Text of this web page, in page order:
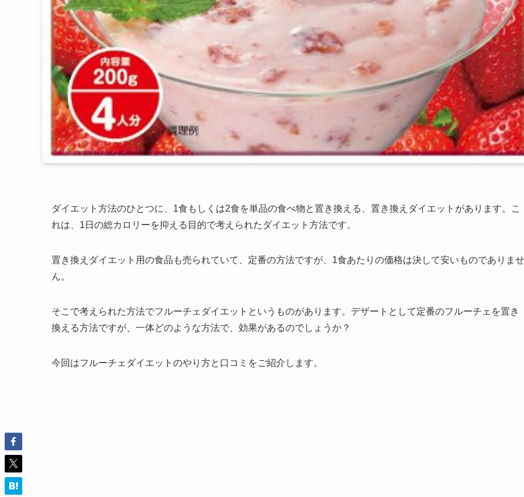
ダイエット方法のひとつに、1食もしくは2食を単品の食べ物と置き換える、置き換えダイエットがあります。こ
れは、1日の総カロリーを抑える目的で考えられたダイエット方法です。
置き換えダイエット用の食品も売られていて、定番の方法ですが、1食あたりの価格は決して安いものでありませ
ん。
そこで考えられた方法でフルーチェダイエットというものがあります。デザートとして定番のフルーチェを置き
換える方法ですが、一体どのような方法で、効果があるのでしょうか？
今回はフルーチェダイエットのやり方と口コミをご紹介します。